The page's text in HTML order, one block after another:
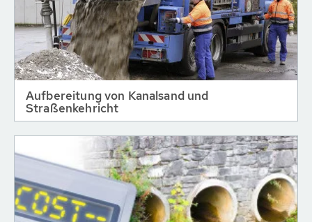
Aufbereitung von Kanalsand und
Straßenkehricht